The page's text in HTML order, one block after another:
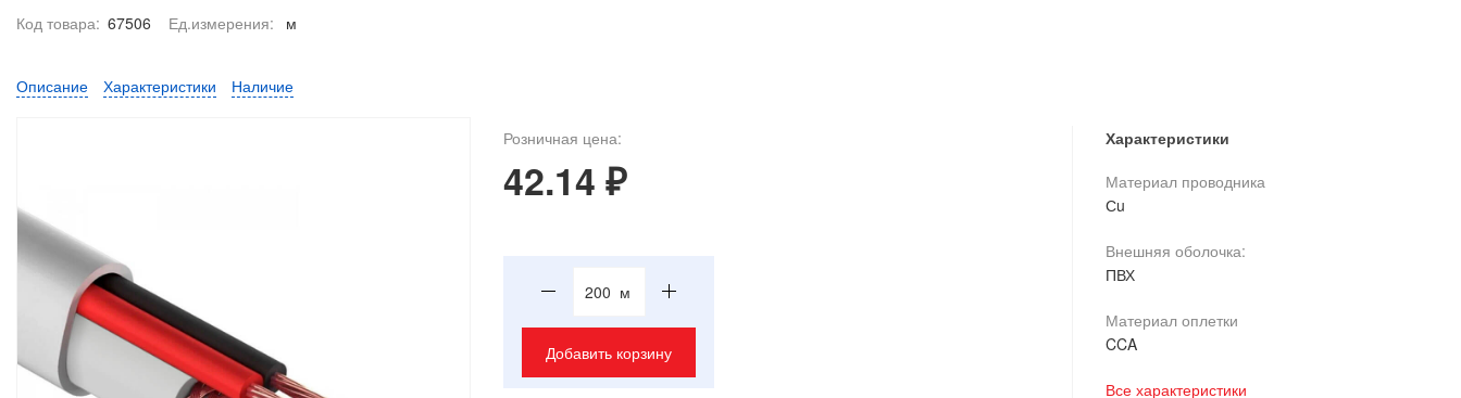
Код товара: 67506 Ед.измерения: м
Описание Характеристики Наличие
Розничная цена:
42.14 ₽
м
Добавить корзину
Характеристики
Материал проводника
Сu
Внешняя оболочка:
ПВХ
Материал оплетки
CCA
Все характеристики